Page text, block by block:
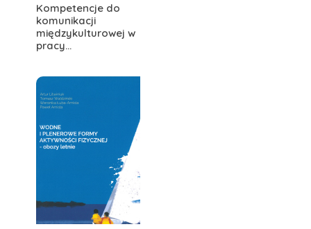
Kompetencje do
komunikacji
międzykulturowej w
pracy...